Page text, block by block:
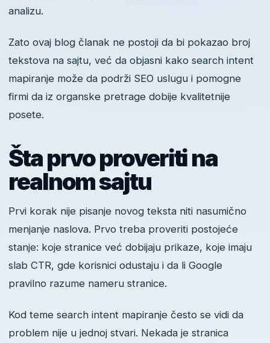
analizu.
Zato ovaj blog članak ne postoji da bi pokazao broj
tekstova na sajtu, već da objasni kako search intent
mapiranje može da podrži SEO uslugu i pomogne
firmi da iz organske pretrage dobije kvalitetnije
posete.
Šta prvo proveriti na
realnom sajtu
Prvi korak nije pisanje novog teksta niti nasumično
menjanje naslova. Prvo treba proveriti postojeće
stanje: koje stranice već dobijaju prikaze, koje imaju
slab CTR, gde korisnici odustaju i da li Google
pravilno razume nameru stranice.
Kod teme search intent mapiranje često se vidi da
problem nije u jednoj stvari. Nekada je stranica